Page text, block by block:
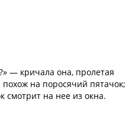
— кричала она, пролетая
на поросячий пятачок;
смотрит на нее из окна.